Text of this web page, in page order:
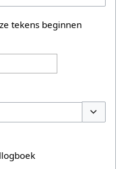
tekens beginnen